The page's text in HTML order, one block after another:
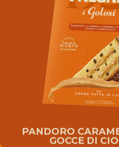
PANDORO
GOCCE DI